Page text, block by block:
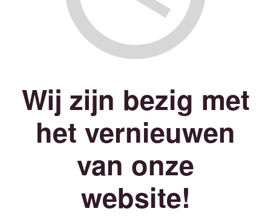
Wij zijn bezig met
het vernieuwen
van onze
website!